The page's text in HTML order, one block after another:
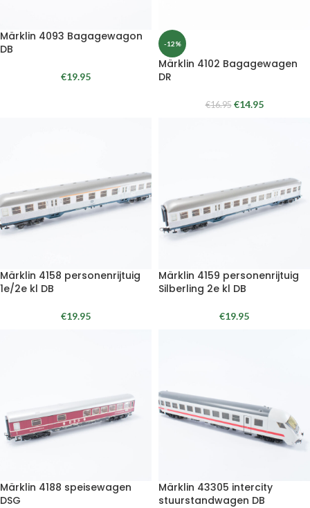
Märklin 4093 Bagagewagon
DB
€19.95
-12%
Märklin 4102 Bagagewagen
DR
€16.95 €14.95
Märklin 4158 personenrijtuig
1e/2e kl DB
€19.95
Märklin 4159 personenrijtuig
Silberling 2e kl DB
€19.95
Märklin 4188 speisewagen
DSG
Märklin 43305 intercity
stuurstandwagen DB